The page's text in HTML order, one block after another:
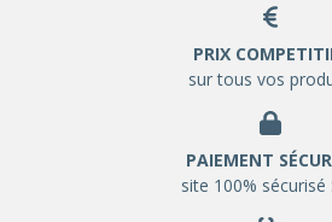
PRIX
sur tous vos
PAIEMENT
site 100% sécurisé